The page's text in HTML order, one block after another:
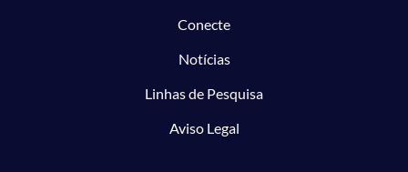
Conecte
Notícias
Linhas de Pesquisa
Aviso Legal